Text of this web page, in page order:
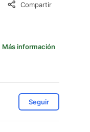
Compartir
Más información
Seguir